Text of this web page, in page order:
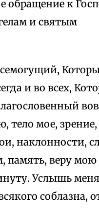
обращение к
и святым
и во всех,
мое, зрение,
наклонности,
память, веру
Услышь
соблазна,